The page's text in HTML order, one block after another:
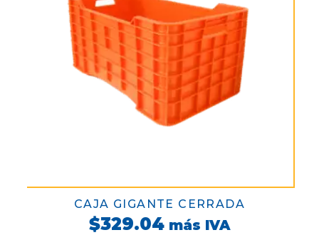
CAJA GIGANTE CERRADA
$329.04 más IVA